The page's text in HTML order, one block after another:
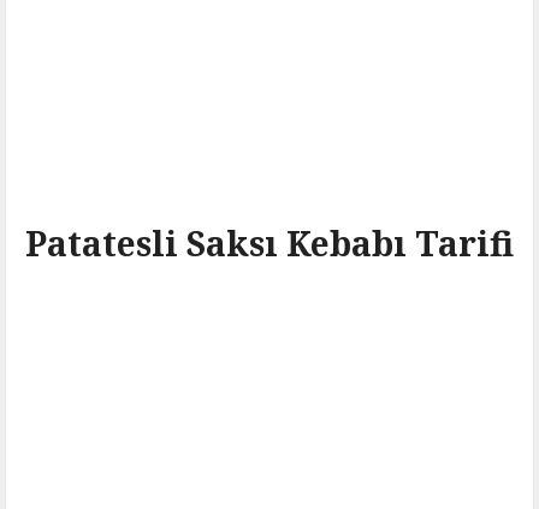
Patatesli Saksı Kebabı Tarifi